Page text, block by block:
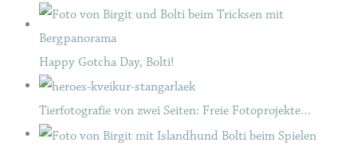
Happy Gotcha Day, Bolti!
Tierfotografie von zwei Seiten: Freie Fotoprojekte…